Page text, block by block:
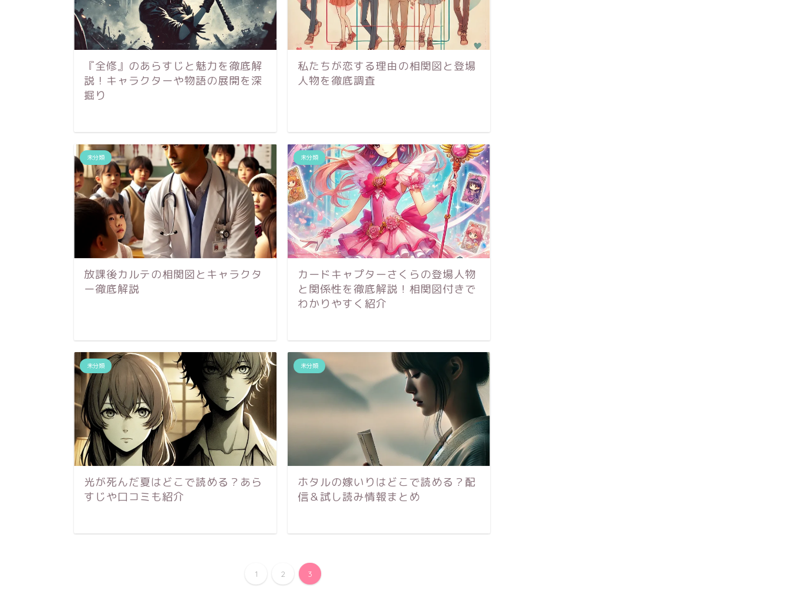
『全修』のあらすじと魅力を徹底解
説！キャラクターや物語の展開を深
掘り
私たちが恋する理由の相関図と登場
人物を徹底調査
未分類
放課後カルテの相関図とキャラクタ
ー徹底解説
未分類
カードキャプターさくらの登場人物
と関係性を徹底解説！相関図付きで
わかりやすく紹介
未分類
光が死んだ夏はどこで読める？あら
すじや口コミも紹介
未分類
ホタルの嫁いりはどこで読める？配
信＆試し読み情報まとめ
1 2 3